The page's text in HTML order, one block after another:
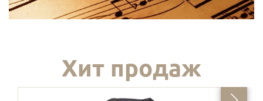
Хит продаж